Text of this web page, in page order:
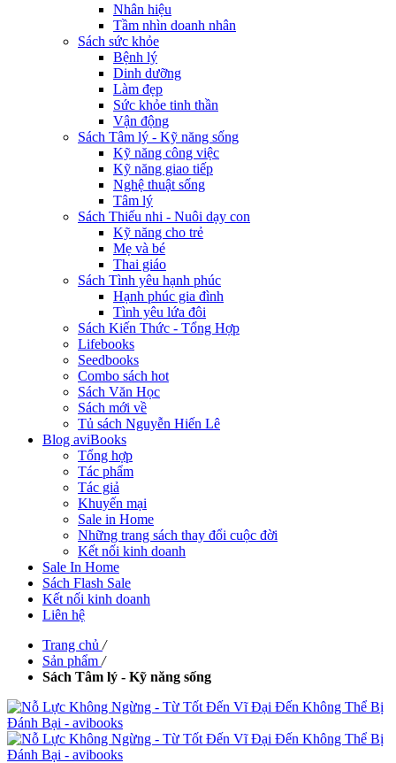
Nhân hiệu
Tầm nhìn doanh nhân
Sách sức khỏe
Bệnh lý
Dinh dưỡng
Làm đẹp
Sức khỏe tinh thần
Vận động
Sách Tâm lý - Kỹ năng sống
Kỹ năng công việc
Kỹ năng giao tiếp
Nghệ thuật sống
Tâm lý
Sách Thiếu nhi - Nuôi dạy con
Kỹ năng cho trẻ
Mẹ và bé
Thai giáo
Sách Tình yêu hạnh phúc
Hạnh phúc gia đình
Tình yêu lứa đôi
Sách Kiến Thức - Tổng Hợp
Lifebooks
Seedbooks
Combo sách hot
Sách Văn Học
Sách mới về
Tủ sách Nguyễn Hiến Lê
Blog aviBooks
Tổng hợp
Tác phẩm
Tác giả
Khuyến mại
Sale in Home
Những trang sách thay đổi cuộc đời
Kết nối kinh doanh
Sale In Home
Sách Flash Sale
Kết nối kinh doanh
Liên hệ
Trang chủ /
Sản phẩm /
Sách Tâm lý - Kỹ năng sống